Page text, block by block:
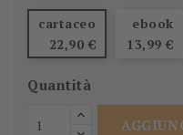
cartaceo
22,90 €
ebook
13,99 €
Quantità